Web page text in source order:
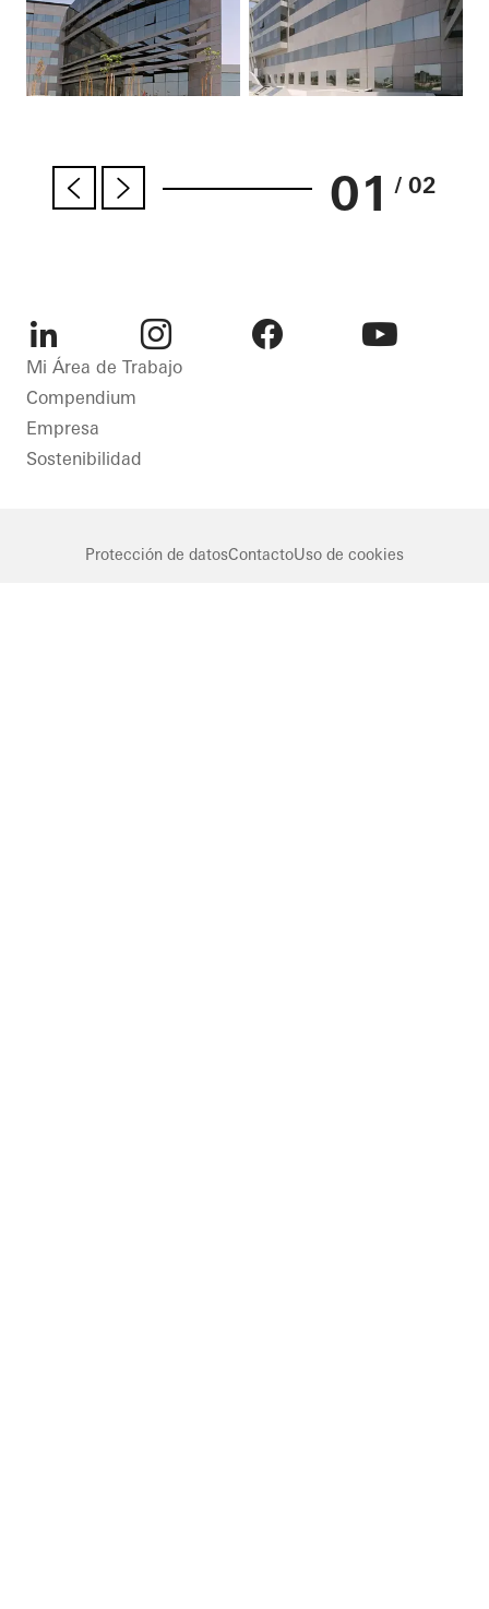
01 / 02
LinkedIn Instagram
Mi Área de Trabajo
Compendium
Empresa
Sostenibilidad
Protección de datosContactoUso de cookies